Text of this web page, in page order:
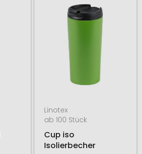
Linotex
ab 100 Stück
Cup iso
Isolierbecher